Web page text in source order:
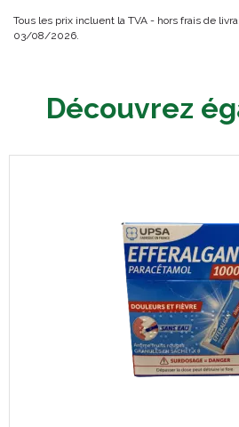
Tous les prix incluent la TVA - hors frais de
03/08/2026.
Découvrez